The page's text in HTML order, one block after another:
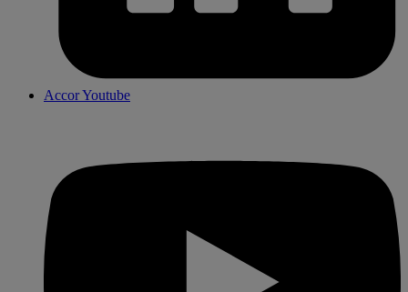
Accor Youtube